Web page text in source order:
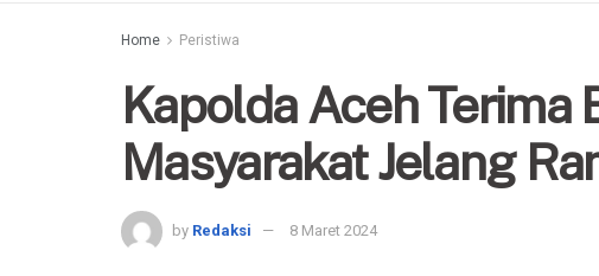
Home Peristiwa
Kapolda Aceh Terima
Masyarakat Jelang
by Redaksi 8 Maret 2024